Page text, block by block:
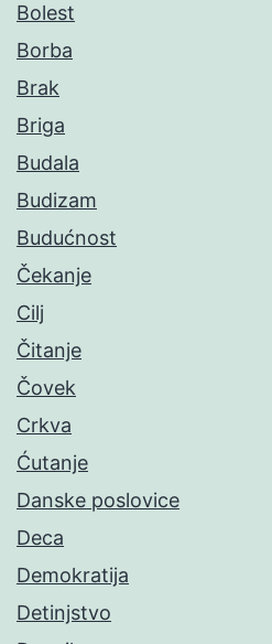
Bolest
Borba
Brak
Briga
Budala
Budizam
Budućnost
Čekanje
Cilj
Čitanje
Čovek
Crkva
Ćutanje
Danske poslovice
Deca
Demokratija
Detinjstvo